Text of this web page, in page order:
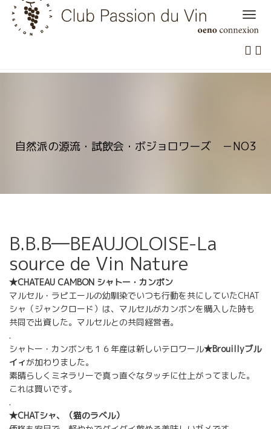
Skip
content
自然派の源流・試飲会・ボジョロワーズ －NO3
B.B.B―BEAUJOLOISE-La
source de Vin Nature
★CHATEAU CAMBON シャトー・カンボン
マルセル・ラピエールの幼馴染でいつも行動を共にしていたCHAT
シャ（ジャンクロード）は、マルセルがカンボンを購入した時も
共同で出資した。マルセルとの共同経営者。
.
シャトー・カンボンも１６年産は新しいテロワール★Brouillyブル
イィが加わりました。
素晴らしくミネラリーで真っ直ぐなタッチに仕上がってました。
これは買いです。
.
★CHATシャ、（猫のラベル）